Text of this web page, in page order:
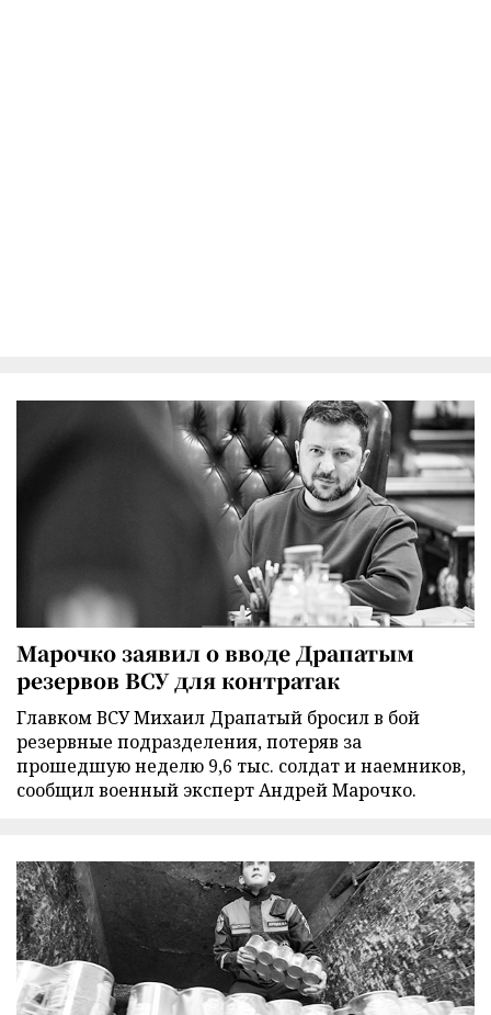
Марочко заявил о вводе Драпатым
резервов ВСУ для контратак
Главком ВСУ Михаил Драпатый бросил в бой
резервные подразделения, потеряв за
прошедшую неделю 9,6 тыс. солдат и наемников,
сообщил военный эксперт Андрей Марочко.